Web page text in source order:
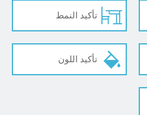
تأكيد النمط
تأكيد اللون